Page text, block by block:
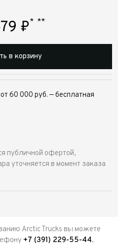
₽* **
в корзину
60 000 руб. — бесплатная
публичной офертой,
уточняется в момент заказа
Arctic Trucks вы можете
+7 (391) 229-55-44,